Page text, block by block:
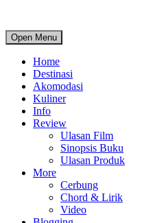
Open Menu
Home
Destinasi
Akomodasi
Kuliner
Info
Review
Ulasan Film
Sinopsis Buku
Ulasan Produk
More
Cerbung
Chord & Lirik
Video